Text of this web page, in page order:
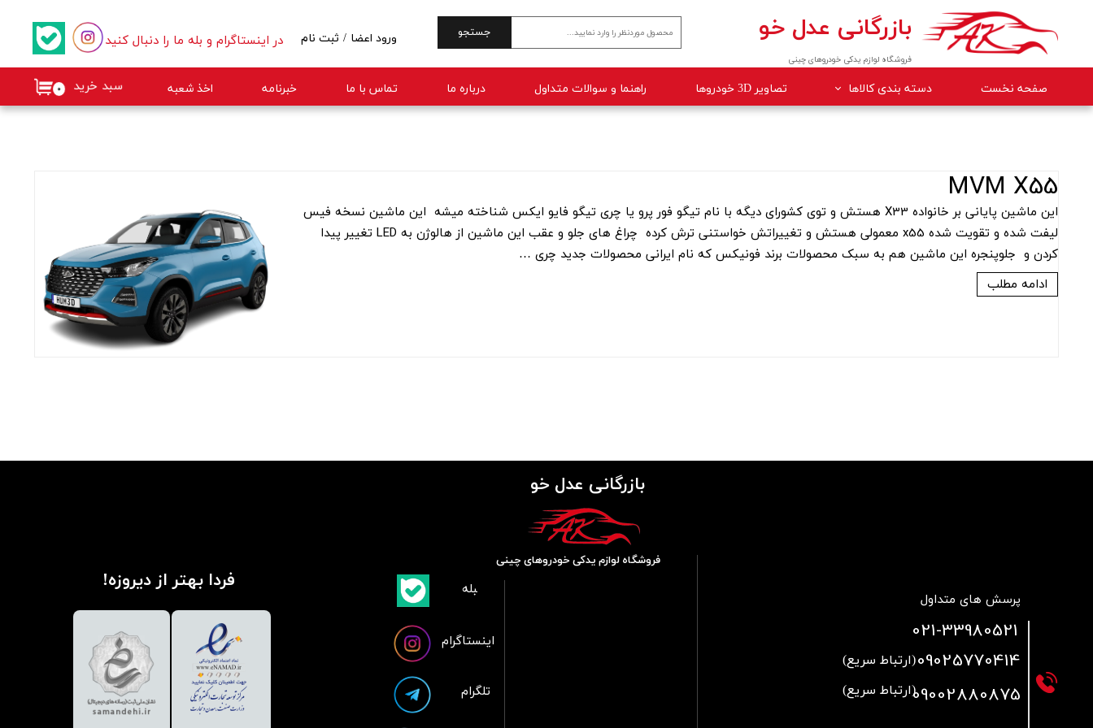
فروشگاه لوازم یدکی خودروهای چینی
بازرگانی عدل خو جستجو
صفحه نخست دسته بندی کالاها
برقی
کلاچ و ترمز
تصاویر 3D خودروها راهنما و سوالات متداول درباره ما تماس با ما خبرنامه اخذ شعبه ۰ سبد خرید
در اینستاگرام و بله ما را دنبال کنید ورود اعضا / ثبت نام
تغییر گذر واژه
MVM X55
این ماشین پایانی بر خانواده X33 هستش و توی کشورای دیگه با نام تیگو فور پرو یا چری تیگو فایو ایکس شناخته میشه این ماشین نسخه فیس
لیفت شده و تقویت شده x55 معمولی هستش و تغییراتش خواستنی ترش کرده چراغ های جلو و عقب این ماشین از هالوژن به LED تغییر پیدا
کردن و جلوپنجره این ماشین هم به سبک محصولات برند فونیکس که نام ایرانی محصولات جدید چری …
ادامه مطلب
پرسش های متداول
021-33980521
09025770414(ارتباط سریع)
09002880875(ارتباط سریع)
بازرگانی عدل خو
فردا بهتر از دیروزه!
فروشگاه لوازم یدکی خودروهای چینی
تلگرام
اینستاگرام
​بلبله​​​​​​​بله